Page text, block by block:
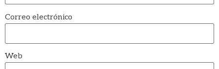
Correo electrónico
Web